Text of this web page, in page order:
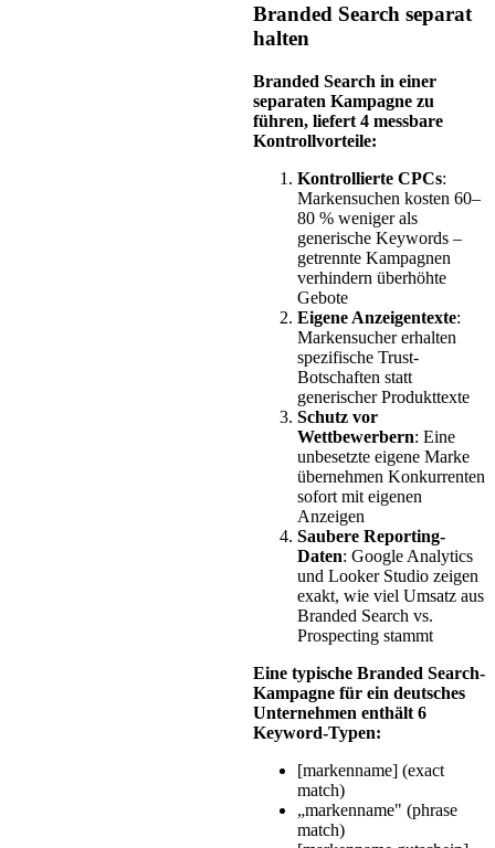
Branded Search separat
halten
Branded Search in einer
separaten Kampagne zu
führen, liefert 4 messbare
Kontrollvorteile:
Kontrollierte CPCs:
Markensuchen kosten 60–
80 % weniger als
generische Keywords –
getrennte Kampagnen
verhindern überhöhte
Gebote
Eigene Anzeigentexte:
Markensucher erhalten
spezifische Trust-
Botschaften statt
generischer Produkttexte
Schutz vor
Wettbewerbern: Eine
unbesetzte eigene Marke
übernehmen Konkurrenten
sofort mit eigenen
Anzeigen
Saubere Reporting-
Daten: Google Analytics
und Looker Studio zeigen
exakt, wie viel Umsatz aus
Branded Search vs.
Prospecting stammt
Eine typische Branded Search-
Kampagne für ein deutsches
Unternehmen enthält 6
Keyword-Typen:
[markenname] (exact
match)
„markenname" (phrase
match)